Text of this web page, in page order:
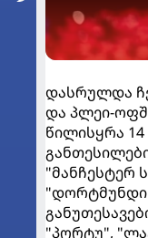
დასრულდა
და პლეი-
წილისყრა
"მანჩესტერ
"პორტუ",